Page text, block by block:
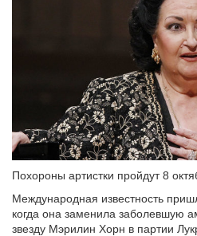
Похороны артистки пройдут 8
Международная известность
когда она заменила заболевшую
звезду Мэрилин Хорн в партии